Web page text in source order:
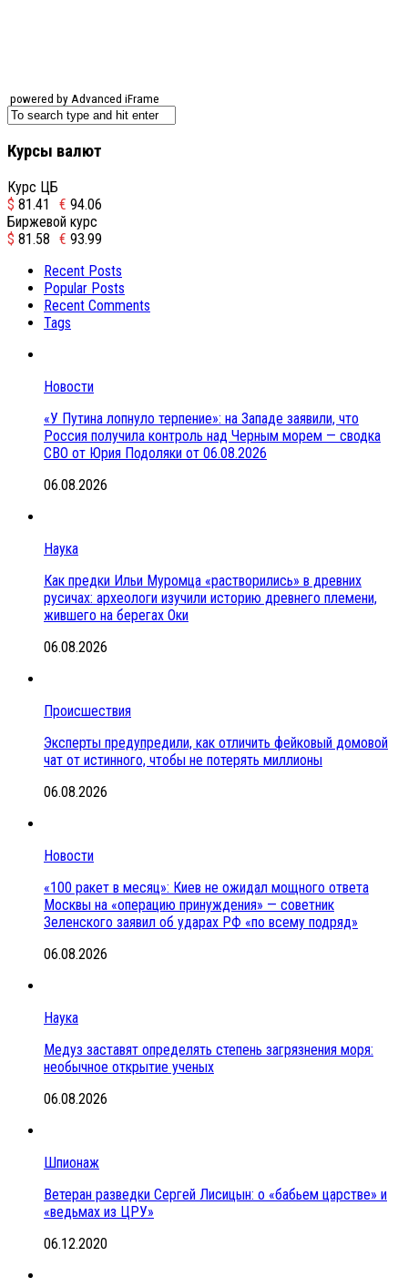
powered by Advanced iFrame
Курсы валют
Курс ЦБ
$ 81.41 € 94.06
Биржевой курс
$ 81.58 € 93.99
Recent Posts
Popular Posts
Recent Comments
Tags
Новости
«У Путина лопнуло терпение»: на Западе заявили, что
Россия получила контроль над Черным морем — сводка
СВО от Юрия Подоляки от 06.08.2026
06.08.2026
Наука
Как предки Ильи Муромца «растворились» в древних
русичах: археологи изучили историю древнего племени,
жившего на берегах Оки
06.08.2026
Происшествия
Эксперты предупредили, как отличить фейковый домовой
чат от истинного, чтобы не потерять миллионы
06.08.2026
Новости
«100 ракет в месяц»: Киев не ожидал мощного ответа
Москвы на «операцию принуждения» — советник
Зеленского заявил об ударах РФ «по всему подряд»
06.08.2026
Наука
Медуз заставят определять степень загрязнения моря:
необычное открытие ученых
06.08.2026
Шпионаж
Ветеран разведки Сергей Лисицын: о «бабьем царстве» и
«ведьмах из ЦРУ»
06.12.2020